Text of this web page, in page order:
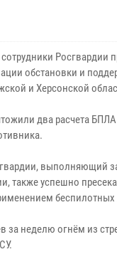
обстановки и
и Херсонской
два расчета
выполняющий
также успешно
за неделю огнём из